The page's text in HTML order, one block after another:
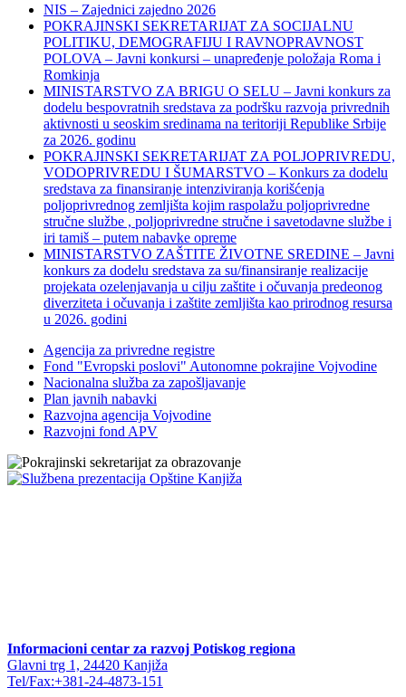
NIS – Zajednici zajedno 2026
POKRAJINSKI SEKRETARIJAT ZA SOCIJALNU
POLITIKU, DEMOGRAFIJU I RAVNOPRAVNOST
POLOVA – Javni konkursi – unapređenje položaja Roma i
Romkinja
MINISTARSTVO ZA BRIGU O SELU – Javni konkurs za
dodelu bespovratnih sredstava za podršku razvoja privrednih
aktivnosti u seoskim sredinama na teritoriji Republike Srbije
za 2026. godinu
POKRAJINSKI SEKRETARIJAT ZA POLJOPRIVREDU,
VODOPRIVREDU I ŠUMARSTVO – Konkurs za dodelu
sredstava za finansiranje intenziviranja korišćenja
poljoprivrednog zemljišta kojim raspolažu poljoprivredne
stručne službe , poljoprivredne stručne i savetodavne službe i
iri tamiš ‒ putem nabavke opreme
MINISTARSTVO ZAŠTITE ŽIVOTNE SREDINE – Javni
konkurs za dodelu sredstava za su/finansiranje realizacije
projekata ozelenjavanja u cilju zaštite i očuvanja predeonog
diverziteta i očuvanja i zaštite zemljišta kao prirodnog resursa
u 2026. godini
Agencija za privredne registre
Fond "Evropski poslovi" Autonomne pokrajine Vojvodine
Nacionalna služba za zapošljavanje
Plan javnih nabavki
Razvojna agencija Vojvodine
Razvojni fond APV
Informacioni centar za razvoj Potiskog regiona
Glavni trg 1, 24420 Kanjiža
Tel/Fax:+381-24-4873-151